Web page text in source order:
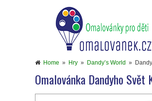
Home » Hry » Dandy’s World »
Omalovánka Dandyho Svět